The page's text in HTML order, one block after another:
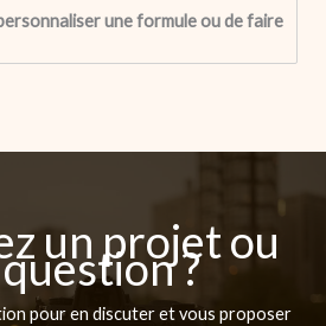
une formule ou de faire
un projet ou
?
pour en discuter et vous proposer